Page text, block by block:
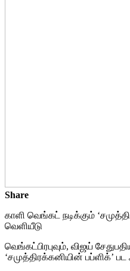
Share
காளி வெங்கட் நடிக்கும்
வெளியீடு
வெங்கட்பிரபுவும், விஜய்
‘சமுத்திரக்கனியின் பப்ளிக்’